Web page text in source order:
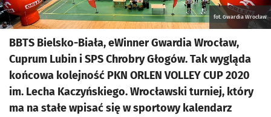
fot. Gwardia Wrocław
BBTS Bielsko-Biała, eWinner Gwardia Wrocław,
Cuprum Lubin i SPS Chrobry Głogów. Tak wygląda
końcowa kolejność PKN ORLEN VOLLEY CUP 2020
im. Lecha Kaczyńskiego. Wrocławski turniej, który
ma na stałe wpisać się w sportowy kalendarz